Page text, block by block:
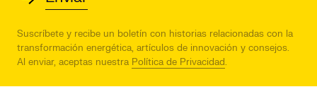
Suscríbete y recibe un boletín con historias relacionadas con la
transformación energética, artículos de innovación y consejos.
Al enviar, aceptas nuestra Política de Privacidad.